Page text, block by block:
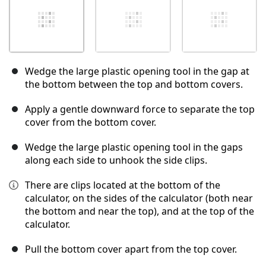
Wedge the large plastic opening tool in the gap at
the bottom between the top and bottom covers.
Apply a gentle downward force to separate the top
cover from the bottom cover.
Wedge the large plastic opening tool in the gaps
along each side to unhook the side clips.
There are clips located at the bottom of the
calculator, on the sides of the calculator (both near
the bottom and near the top), and at the top of the
calculator.
Pull the bottom cover apart from the top cover.